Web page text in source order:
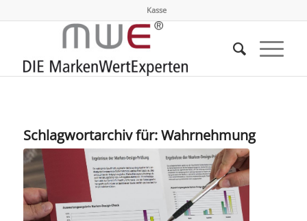
Kasse
Schlagwortarchiv für:Wahrnehmung